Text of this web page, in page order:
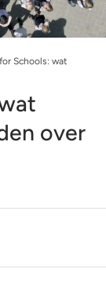
Schools: wat
over